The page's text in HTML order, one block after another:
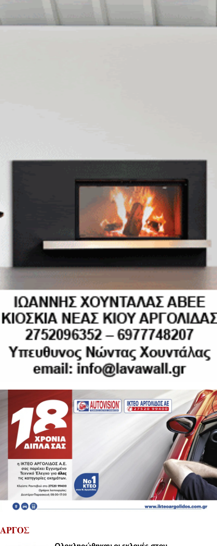
ΑΡΓΟΣ